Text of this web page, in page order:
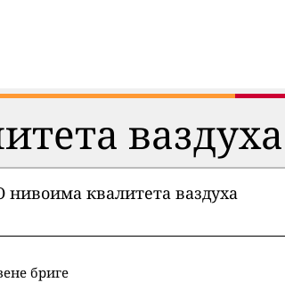
нивоима квалитета ваздуха
бриге